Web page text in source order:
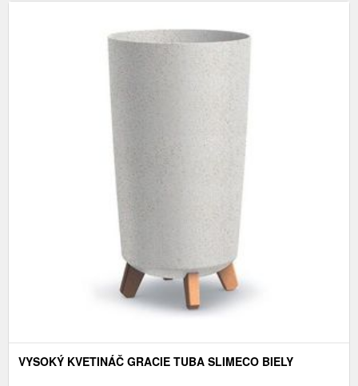
VYSOKÝ KVETINÁČ GRACIE TUBA SLIMECO BIELY